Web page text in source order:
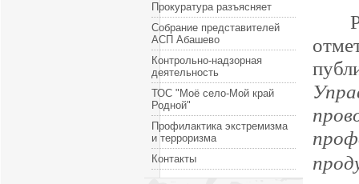
Прокуратура разъясняет
Собрание представителей
АСП Абашево
Контрольно-надзорная
деятельность
ТОС "Моё село-Мой край
Родной"
Профилактика экстремизма
и терроризма
Контакты